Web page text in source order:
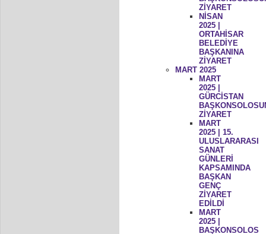
ZİYARET
NİSAN
2025 |
ORTAHİSAR
BELEDİYE
BAŞKANINA
ZİYARET
MART 2025
MART
2025 |
GÜRCİSTAN
ZİYARET
MART
2025 | 15.
ULUSLARARASI
SANAT
GÜNLERİ
KAPSAMINDA
BAŞKAN
GENÇ
ZİYARET
EDİLDİ
MART
2025 |
BAŞKONSOLOS